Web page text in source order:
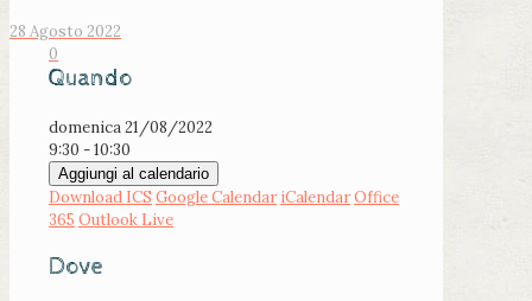
28 Agosto 2022
0
Quando
domenica 21/08/2022
9:30 - 10:30
Aggiungi al calendario
Download ICS Google Calendar iCalendarOffice
365 Outlook Live
Dove